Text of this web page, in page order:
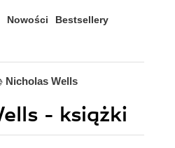
Nowości Bestsellery
Nicholas Wells
- książki